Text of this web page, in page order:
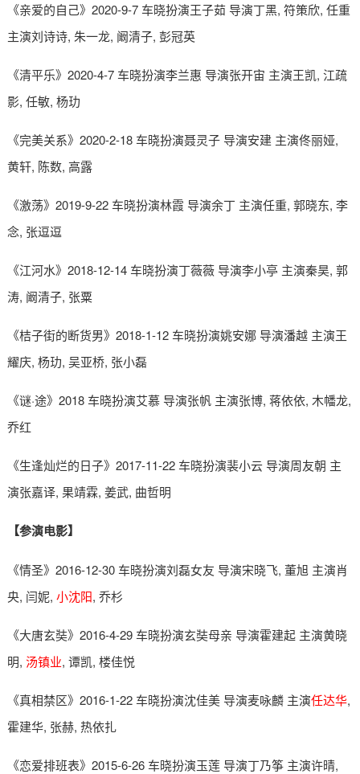
《亲爱的自己》2020-9-7 车晓扮演王子茹 导演丁黑, 符策欣, 任重
主演刘诗诗, 朱一龙, 阚清子, 彭冠英
《清平乐》2020-4-7 车晓扮演李兰惠 导演张开宙 主演王凯, 江疏
影, 任敏, 杨玏
《完美关系》2020-2-18 车晓扮演聂灵子 导演安建 主演佟丽娅,
黄轩, 陈数, 高露
《激荡》2019-9-22 车晓扮演林霞 导演余丁 主演任重, 郭晓东, 李
念, 张逗逗
《江河水》2018-12-14 车晓扮演丁薇薇 导演李小亭 主演秦昊, 郭
涛, 阚清子, 张粟
《桔子街的断货男》2018-1-12 车晓扮演姚安娜 导演潘越 主演王
耀庆, 杨玏, 吴亚桥, 张小磊
《谜·途》2018 车晓扮演艾慕 导演张帆 主演张博, 蒋依依, 木幡龙,
乔红
《生逢灿烂的日子》2017-11-22 车晓扮演裴小云 导演周友朝 主
演张嘉译, 果靖霖, 姜武, 曲哲明
【参演电影】
《情圣》2016-12-30 车晓扮演刘磊女友 导演宋晓飞, 董旭 主演肖
央, 闫妮, 小沈阳, 乔杉
《大唐玄奘》2016-4-29 车晓扮演玄奘母亲 导演霍建起 主演黄晓
明, 汤镇业, 谭凯, 楼佳悦
《真相禁区》2016-1-22 车晓扮演沈佳美 导演麦咏麟 主演任达华,
霍建华, 张赫, 热依扎
《恋爱排班表》2015-6-26 车晓扮演玉莲 导演丁乃筝 主演许晴,